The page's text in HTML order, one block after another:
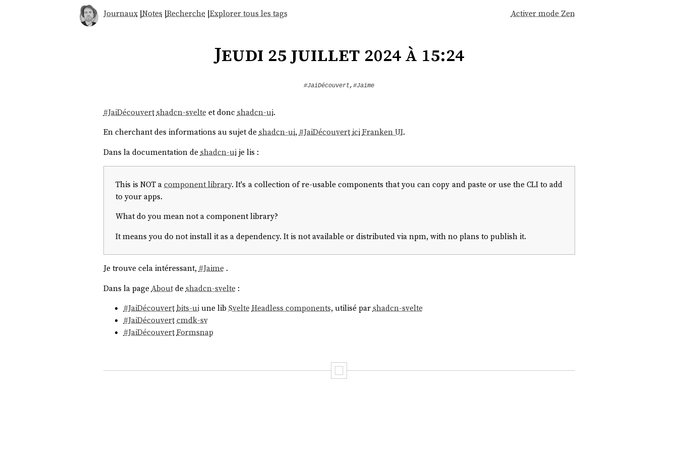
Journaux|Notes |Recherche |Explorer tous les tags Activer mode Zen
Jeudi 25 juillet 2024 à 15:24
#JaiDécouvert, #Jaime
#JaiDécouvert shadcn-svelte et donc shadcn-ui.
En cherchant des informations au sujet deshadcn-ui,#JaiDécouverticiFranken UI.
Dans la documentation de shadcn-uije lis :
This is NOT acomponent library. It's a collection of re-usable components that you can copy and paste or use the CLI to add
to your apps.
What do you mean not a component library?
It means you do not install it as a dependency. It is not available or distributed via npm, with no plans to publish it.
Je trouve cela intéressant,#Jaime .
Dans la page Aboutde shadcn-svelte :
#JaiDécouvert bits-uiune libSvelte Headless components, utilisé parshadcn-svelte
#JaiDécouvert cmdk-sv
#JaiDécouvert Formsnap